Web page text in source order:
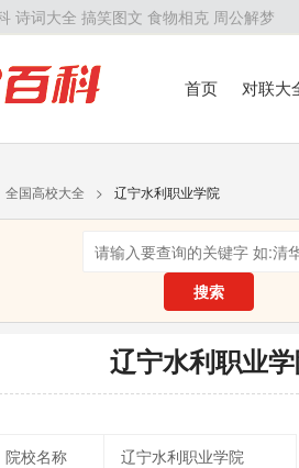
诗词大全 搞笑图文 食物相克 周公解梦
首页
对联大
全国高校大全 > 辽宁水利职业学院
搜索
辽宁水利职业
院校名称
辽宁水利职业学院